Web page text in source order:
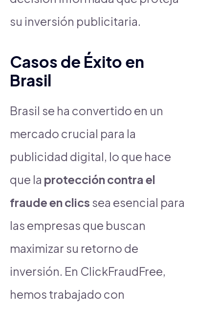
su inversión publicitaria.
Casos de Éxito en
Brasil
Brasil se ha convertido en un
mercado crucial para la
publicidad digital, lo que hace
que la protección contra el
fraude en clics sea esencial para
las empresas que buscan
maximizar su retorno de
inversión. En ClickFraudFree,
hemos trabajado con